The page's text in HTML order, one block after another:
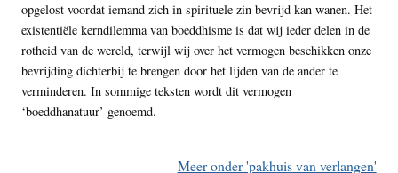
opgelost voordat iemand zich in spirituele zin bevrijd kan wanen. Het
existentiële kerndilemma van boeddhisme is dat wij ieder delen in de
rotheid van de wereld, terwijl wij over het vermogen beschikken onze
bevrijding dichterbij te brengen door het lijden van de ander te
verminderen. In sommige teksten wordt dit vermogen
‘boeddhanatuur’ genoemd.
Meer onder 'pakhuis van verlangen'